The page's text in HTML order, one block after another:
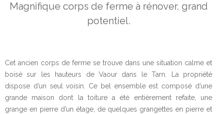
Magnifique corps de ferme à rénover, grand
potentiel.
Cet ancien corps de ferme se trouve dans une situation calme et
boisé sur les hauteurs de Vaour dans le Tarn. La propriété
dispose d’un seul voisin. Ce bel ensemble est composé d’une
grande maison dont la toiture a été entièrement refaite, une
grange en pierre d’un étage, de quelques grangettes en pierre et